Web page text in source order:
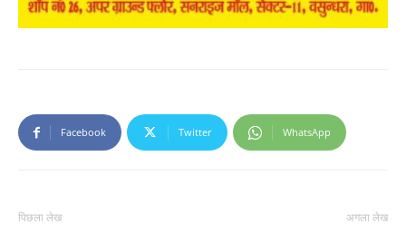
Facebook Twitter WhatsApp
पिछला लेख अगला लेख